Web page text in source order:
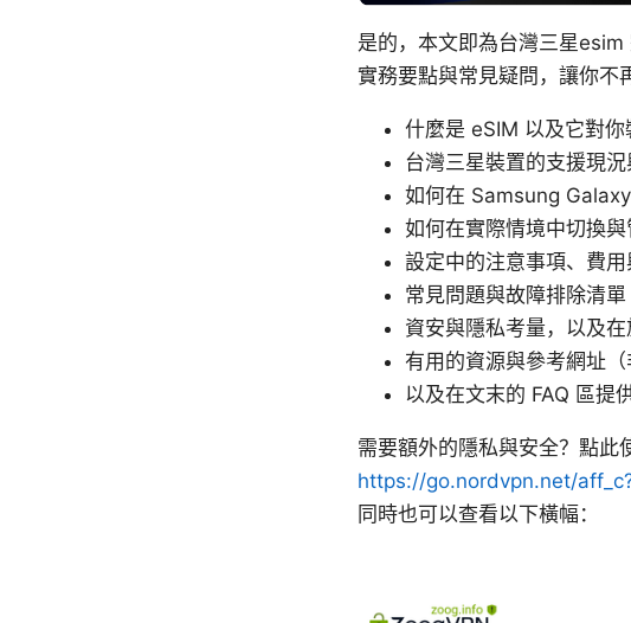
是的，本文即為台灣三星esim
實務要點與常見疑問，讓你不
什麼是 eSIM 以及它對你
台灣三星裝置的支援現
如何在 Samsung
如何在實際情境中切換
設定中的注意事項、費
常見問題與故障排除清單
資安與隱私考量，以及
有用的資源與參考網址（
以及在文末的 FAQ 區提
需要額外的隱私與安全？點此
https://go.nordvpn.net/
同時也可以查看以下橫幅：